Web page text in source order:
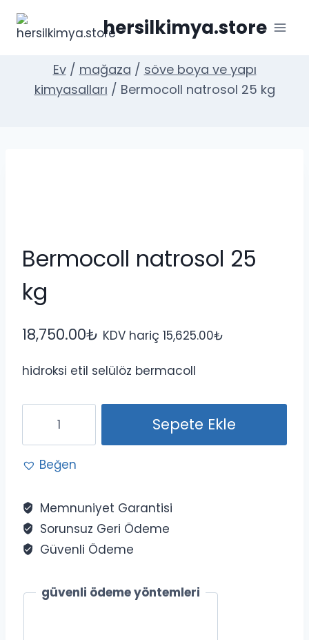
geç
hersilkimya.store
Ev / mağaza / söve boya ve yapı
kimyasalları / Bermocoll natrosol 25 kg
Bermocoll natrosol 25
kg
18,750.00₺ KDV hariç 15,625.00₺
hidroksi etil selülöz bermacoll
natrosol
25
kg
Sepete Ekle
Beğen
Memnuniyet Garantisi
Sorunsuz Geri Ödeme
Güvenli Ödeme
güvenli ödeme yöntemleri